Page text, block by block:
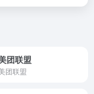
团联盟
团联盟